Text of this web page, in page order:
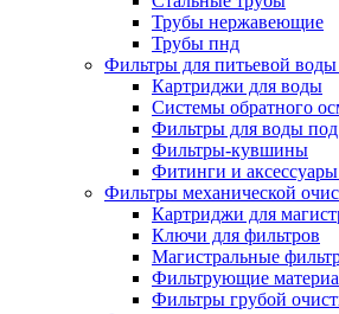
Трубы нержавеющие
Трубы пнд
Фильтры для питьевой воды
Картриджи для воды
Системы обратного
Фильтры для воды
Фильтры-кувшины
Фитинги и
Фильтры механической
Картриджи для
Ключи для фильтров
Магистральные
Фильтрующие
Фильтры грубой